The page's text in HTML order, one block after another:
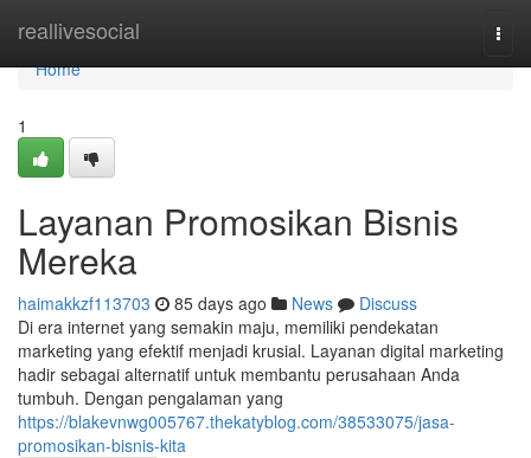
reallivesocial
Home
Home
1
Layanan Promosikan Bisnis
Mereka
haimakkzf113703 85 days ago News
Discuss
Di era internet yang semakin maju, memiliki pendekatan
marketing yang efektif menjadi krusial. Layanan digital marketing
hadir sebagai alternatif untuk membantu perusahaan Anda
tumbuh. Dengan pengalaman yang
https://blakevnwg005767.thekatyblog.com/38533075/jasa-
promosikan-bisnis-kita